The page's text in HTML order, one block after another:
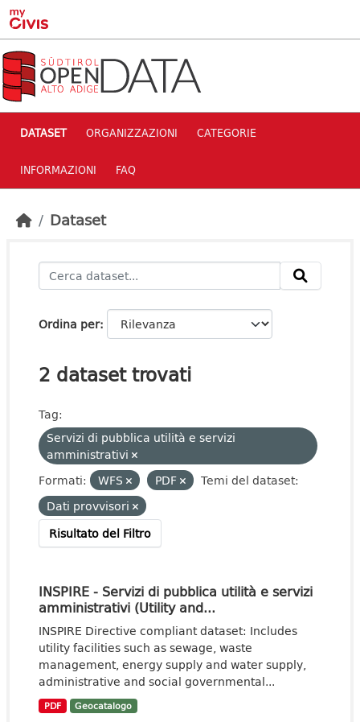
Skip to main content
DATASET ORGANIZZAZIONI CATEGORIE
INFORMAZIONI FAQ
Dataset
Ordina per
2 dataset trovati
Tag:
Servizi di pubblica utilità e servizi
amministrativi
Formati:
WFS PDF
Temi del dataset:
Dati provvisori
Risultato del Filtro
INSPIRE - Servizi di pubblica utilità e servizi
amministrativi (Utility and...
INSPIRE Directive compliant dataset: Includes
utility facilities such as sewage, waste
management, energy supply and water supply,
administrative and social governmental...
PDF Geocatalogo